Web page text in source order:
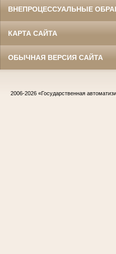
ВНЕПРОЦЕССУАЛЬНЫЕ
КАРТА САЙТА
ОБЫЧНАЯ ВЕРСИЯ САЙТА
2006-2026 «Государственная